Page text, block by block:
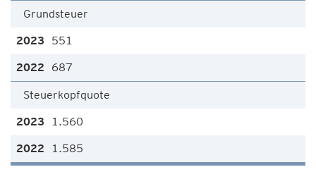
Grundsteuer
551
687
Steuerkopfquote
1.560
1.585